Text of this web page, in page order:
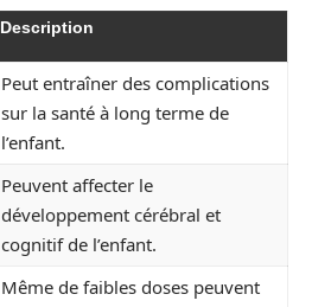
Description
Peut entraîner des complications
sur la santé à long terme de
l’enfant.
Peuvent affecter le
développement cérébral et
cognitif de l’enfant.
Même de faibles doses peuvent